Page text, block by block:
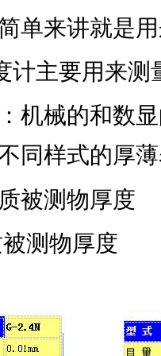
单来讲就是
计主要用来
机械的和数显
同样式的厚
被测物厚度
测物厚度